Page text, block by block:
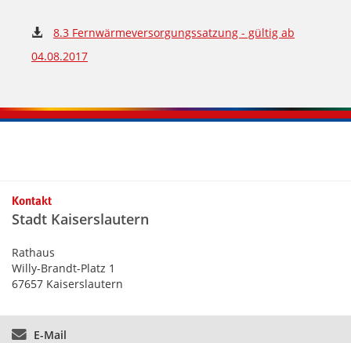
8.3 Fernwärmeversorgungssatzung - gültig ab
04.08.2017
Kontaktinformationen und Weiterführendes
Kontakt
Stadt Kaiserslautern
Rathaus
Willy-Brandt-Platz 1
67657 Kaiserslautern
E-Mail